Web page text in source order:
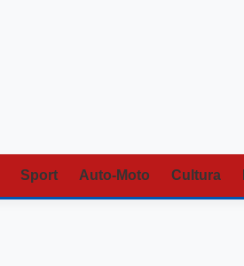
Sport Auto-Moto Cultura